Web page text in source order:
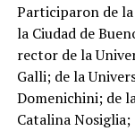
Participaron de
la Ciudad de
rector de la
Galli; de la
Domenichini; de
Catalina Nosiglia;